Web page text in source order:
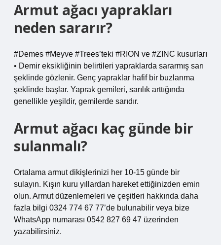
Armut ağacı yaprakları
neden sararır?
#Demes #Meyve #Trees’teki #RION ve #ZINC kusurları
• Demir eksikliğinin belirtileri yapraklarda sararmış sarı
şeklinde gözlenir. Genç yapraklar hafif bir buzlanma
şeklinde başlar. Yaprak gemileri, sarılık arttığında
genellikle yeşildir, gemilerde sarıdır.
Armut ağacı kaç günde bir
sulanmalı?
Ortalama armut dikişlerinizi her 10-15 günde bir
sulayın. Kışın kuru yıllardan hareket ettiğinizden emin
olun. Armut düzenlemeleri ve çeşitleri hakkında daha
fazla bilgi 0324 774 67 77’de bulunabilir veya bize
WhatsApp numarası 0542 827 69 47 üzerinden
yazabilirsiniz.